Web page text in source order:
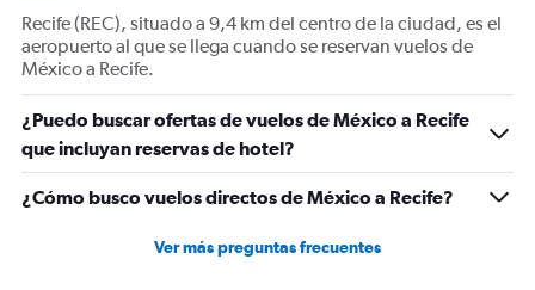
Recife (REC), situado a 9,4 km del centro de la ciudad, es el
aeropuerto al que se llega cuando se reservan vuelos de
México a Recife.
¿Puedo buscar ofertas de vuelos de México a Recife
que incluyan reservas de hotel?
¿Cómo busco vuelos directos de México a Recife?
Ver más preguntas frecuentes